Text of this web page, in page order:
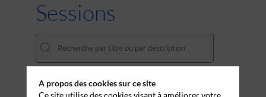
Sessions
DATES
A propos des cookies sur ce site
Ce site utilise des cookies visant à améliorer votre